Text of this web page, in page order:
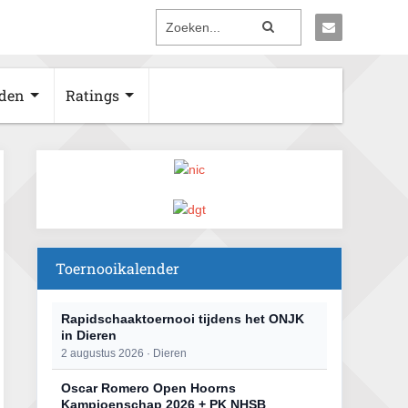
Ratings
Toernooikalender
Rapidschaaktoernooi tijdens het ONJK
in Dieren
2 augustus 2026 · Dieren
Oscar Romero Open Hoorns
Kampioenschap 2026 + PK NHSB